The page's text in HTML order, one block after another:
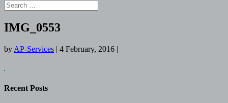
IMG_0553
by AP-Services | 4 February, 2016 |
Recent Posts